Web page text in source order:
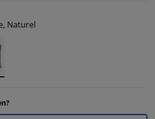
Naturel